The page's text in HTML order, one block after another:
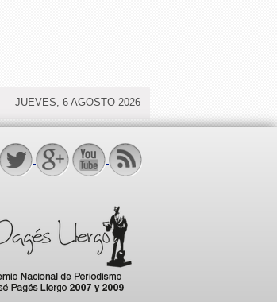
JUEVES, 6 AGOSTO 2026